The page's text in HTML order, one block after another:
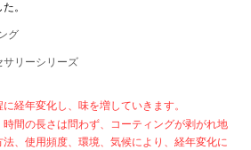
。
グ
サリーシリーズ
経年変化し、味を増していきます。
間の長さは問わず、コーティングが剥がれ地
、使用頻度、環境、気候により、経年変化に